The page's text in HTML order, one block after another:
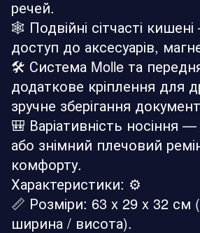
речей.
🕸️ Подвійні сітчасті
доступ до аксесуарів,
🛠️ Система Molle та
додаткове кріплення для
зручне зберігання
🎒 Варіативність носіння —
або знімний плечовий
комфорту.
Характеристики: ⚙️
📏 Розміри: 63 x 29 x 32
ширина / висота).